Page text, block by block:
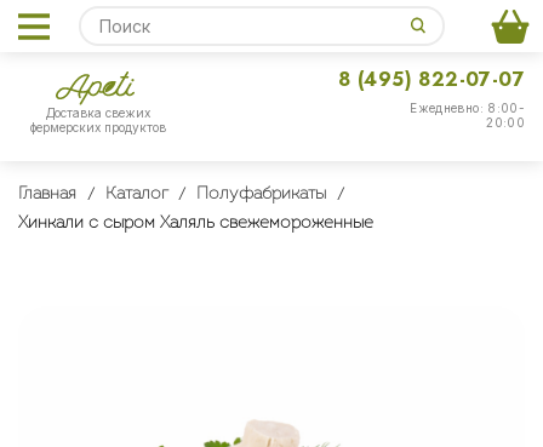
Доставка свежих
фермерских продуктов
Ежедневно: 8:00-
20:00
8 (495) 822-07-07
Главная Каталог
Полуфабрикаты
Хинкали с сыром Халяль свежемороженные